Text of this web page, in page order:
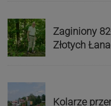
Zaginiony
Złotych
Kolarze